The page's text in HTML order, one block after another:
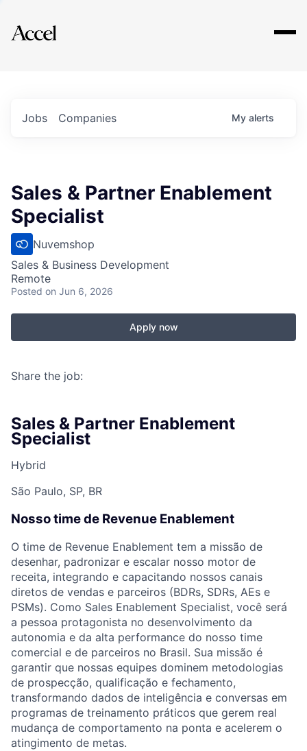
Explore
Jobs Companies My alerts
Sales & Partner Enablement
Specialist
Nuvemshop
Sales & Business Development
Remote
Posted on Jun 6, 2026
Apply now
Share the job:
Sales & Partner Enablement
Specialist
Hybrid
São Paulo, SP, BR
Nosso time de Revenue Enablement
O time de Revenue Enablement tem a missão de
desenhar, padronizar e escalar nosso motor de
receita, integrando e capacitando nossos canais
diretos de vendas e parceiros (BDRs, SDRs, AEs e
PSMs). Como Sales Enablement Specialist, você será
a pessoa protagonista no desenvolvimento da
autonomia e da alta performance do nosso time
comercial e de parceiros no Brasil. Sua missão é
garantir que nossas equipes dominem metodologias
de prospecção, qualificação e fechamento,
transformando dados de inteligência e conversas em
programas de treinamento práticos que gerem real
mudança de comportamento na ponta e acelerem o
atingimento de metas.